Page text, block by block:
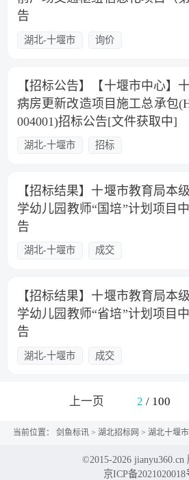
告
湖北-十堰市 询价
【招标公告】【十堰市中心】
病房更新改造项目施工总承包
004001)招标公告[文件获取中]
湖北-十堰市 招标
【招标结果】十堰市教育局本
学幼儿园教师“国培”计划项目
告
湖北-十堰市 成交
【招标结果】十堰市教育局本
学幼儿园教师“省培”计划项目
告
湖北-十堰市 成交
上一页 2 / 100
当前位置： 剑鱼标讯 > 湖北招标网 > 湖北十堰
©2015-2026 jianyu360.cn
京ICP备2021020018